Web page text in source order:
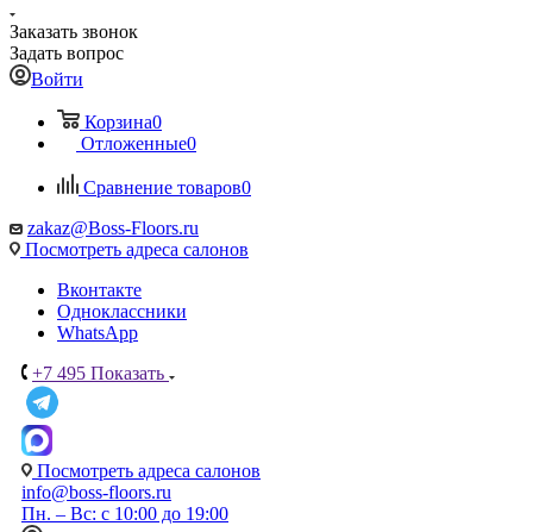
Заказать звонок
Задать вопрос
Войти
Корзина0
Отложенные0
Сравнение товаров0
zakaz@Boss-Floors.ru
Посмотреть адреса салонов
Вконтакте
Одноклассники
WhatsApp
+7 495 Показать
Посмотреть адреса салонов
info@boss-floors.ru
Пн. – Вс: с 10:00 до 19:00